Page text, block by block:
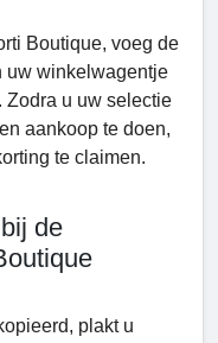
Boutique, voeg de
uw winkelwagentje
Zodra u uw selectie
aankoop te doen,
te claimen.
de
plakt u